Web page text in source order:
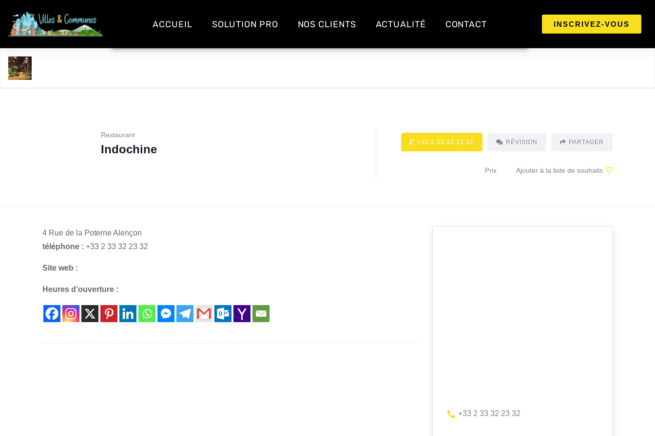
ACCUEIL SOLUTION PRO NOS CLIENTS ACTUALITÉ CONTACT INSCRIVEZ-VOUS
Restaurant
Indochine
+33 2 33 32 23 32 RÉVISION PARTAGER
Prix Ajouter à la liste de souhaits
4 Rue de la Poterne Alençon
téléphone : +33 2 33 32 23 32
Site web :
Heures d’ouverture :
+33 2 33 32 23 32